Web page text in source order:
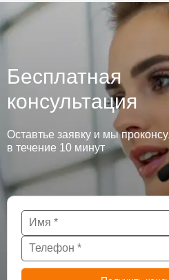
Бесплатная
консультация
Оставтье заявку и мы
в течение 10 минут